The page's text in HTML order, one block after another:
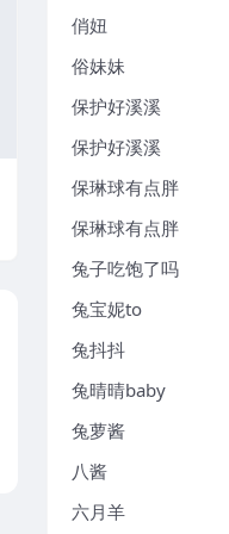
俏妞
俗妹妹
保护好溪溪
保护好溪溪
保琳球有点胖
保琳球有点胖
兔子吃饱了吗
兔宝妮to
兔抖抖
兔晴晴baby
兔萝酱
八酱
六月羊